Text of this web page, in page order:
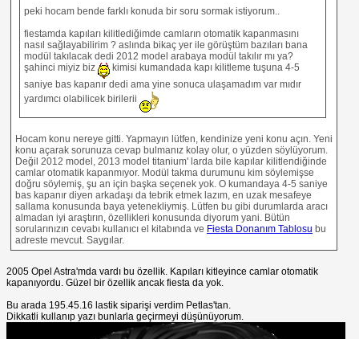
peki hocam bende farklı konuda bir soru sormak istiyorum..
fiestamda kapıları kilitlediğimde camların otomatik kapanmasını
nasıl sağlayabilirim ? aslında bikaç yer ile görüştüm bazıları bana
modül takılacak dedi 2012 model arabaya modül takılır mı ya?
şahinci miyiz biz
kimisi kumandada kapı kilitleme tuşuna 4-5
saniye bas kapanır dedi ama yine sonuca ulaşamadım var mıdır
yardımcı olabilicek birilerii
Hocam konu nereye gitti. Yapmayın lütfen, kendinize yeni konu açın. Yeni
konu açarak sorunuza cevap bulmanız kolay olur, o yüzden söylüyorum.
Değil 2012 model, 2013 model titanium' larda bile kapılar kilitlendiğinde
camlar otomatik kapanmıyor. Modül takma durumunu kim söylemişse
doğru söylemiş, şu an için başka seçenek yok. O kumandaya 4-5 saniye
bas kapanır diyen arkadaşı da tebrik etmek lazım, en uzak mesafeye
sallama konusunda baya yetenekliymiş. Lütfen bu gibi durumlarda aracı
almadan iyi araştırın, özellikleri konusunda diyorum yani. Bütün
sorularınızın cevabı kullanıcı el kitabında ve Fiesta Donanım Tablosu bu
adreste mevcut. Saygılar.
2005 Opel Astra'mda vardı bu özellik. Kapıları kitleyince camlar otomatik
kapanıyordu. Güzel bir özellik ancak fiesta da yok.
Bu arada 195.45.16 lastik siparişi verdim Petlas'tan.
Dikkatli kullanıp yazı bunlarla geçirmeyi düşünüyorum.